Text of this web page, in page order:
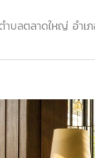
บลตลาดใหญ่ อำเ